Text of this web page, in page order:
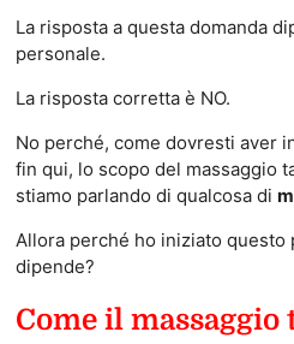
La risposta a questa domanda
personale.
La risposta corretta è NO.
No perché, come dovresti aver
fin qui, lo scopo del massaggio
stiamo parlando di qualcosa di
Allora perché ho iniziato questo
dipende?
Come il